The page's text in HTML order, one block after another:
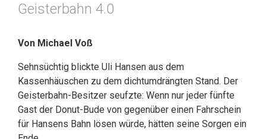
Geisterbahn 4.0
Von Michael Voß
Sehnsüchtig blickte Uli Hansen aus dem
Kassenhäuschen zu dem dichtumdrängten Stand. Der
Geisterbahn-Besitzer seufzte: Wenn nur jeder fünfte
Gast der Donut-Bude von gegenüber einen Fahrschein
für Hansens Bahn lösen würde, hätten seine Sorgen ein